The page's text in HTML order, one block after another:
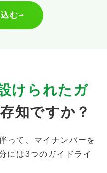
む
けられたガ
知ですか？
って、マイナンバーを
には3つのガイドライ